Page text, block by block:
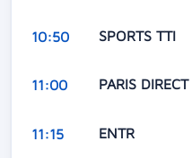
10:50 SPORTS TTI
11:00 PARIS
11:15 ENTR